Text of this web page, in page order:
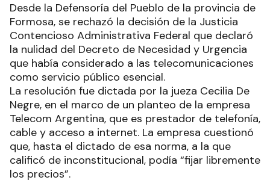
Desde la Defensoría del Pueblo de la provincia de
Formosa, se rechazó la decisión de la Justicia
Contencioso Administrativa Federal que declaró
la nulidad del Decreto de Necesidad y Urgencia
que había considerado a las telecomunicaciones
como servicio público esencial.
La resolución fue dictada por la jueza Cecilia De
Negre, en el marco de un planteo de la empresa
Telecom Argentina, que es prestador de telefonía,
cable y acceso a internet. La empresa cuestionó
que, hasta el dictado de esa norma, a la que
calificó de inconstitucional, podía “fijar libremente
los precios”.